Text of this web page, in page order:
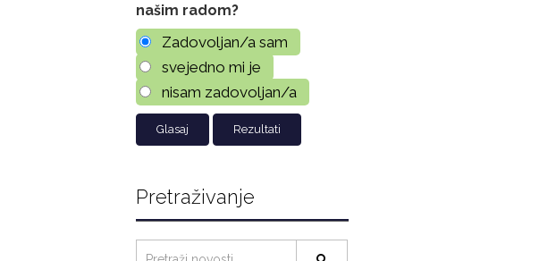
našim radom?
Zadovoljan/a sam
svejedno mi je
nisam zadovoljan/a
Rezultati
Pretraživanje